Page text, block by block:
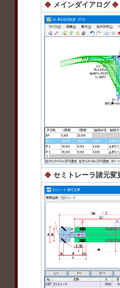
◆ メインダイアログ ◆
◆ セミトレーラ諸元変